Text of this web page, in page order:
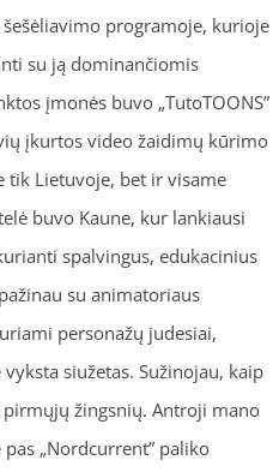
programoje, kurioje
su ją dominančiomis
įmonės buvo „TutoTOONS”
įkurtos video žaidimų kūrimo
tik Lietuvoje, bet ir visame
buvo Kaune, kur lankiausi
spalvingus, edukacinius
su animatoriaus
personažų judesiai,
siužetas. Sužinojau, kaip
žingsnių. Antroji mano
„Nordcurrent” paliko